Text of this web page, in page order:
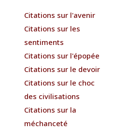
Citations sur l'avenir
Citations sur les
sentiments
Citations sur l'épopée
Citations sur le devoir
Citations sur le choc
des civilisations
Citations sur la
méchanceté